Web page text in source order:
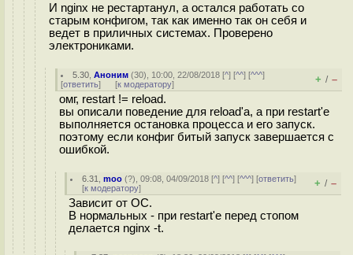
И nginx не рестартанул, а остался работать со
старым конфигом, так как именно так он себя и
ведет в приличных системах. Проверено
электрониками.
5.30 ,Аноним (30), 10:00, 22/08/2018 [^] [^^] [^^^]
[ответить] [к модератору] + / –
омг, restart != reload.
вы описали поведение для reload'а, а при restart'е
выполняется остановка процесса и его запуск.
поэтому если конфиг битый запуск завершается с
ошибкой.
6.31 ,moo (?), 09:08, 04/09/2018 [^] [^^] [^^^] [ответить]
[к модератору] + / –
Зависит от ОС.
В нормальных - при restart'е перед стопом
делается nginx -t.